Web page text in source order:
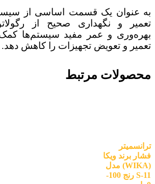
به عنوان یک قسمت اساسی از
تعمیر و نگهداری صحیح از
بهره‌وری و عمر مفید سیستم‌ها کمک
تعمیر و تعویض تجهیزات را کاهش دهد.
محصولات مرتبط
ترانسمیتر
فشار برند ویکا
(WIKA) مدل
S-11 رنج 100-